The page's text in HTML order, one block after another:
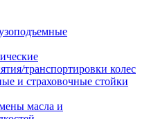
транспортировки колес
и страховочные стойки
масла и